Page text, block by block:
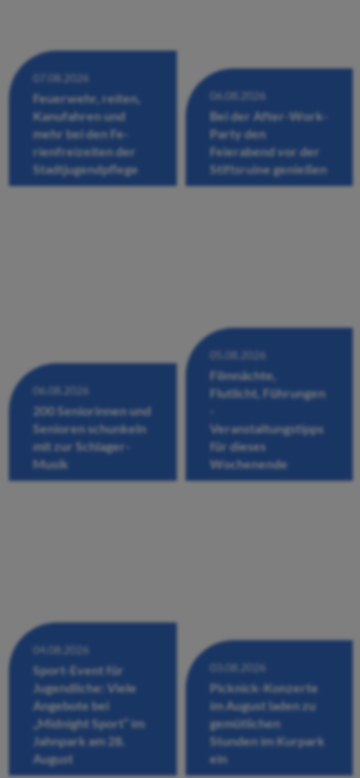
07.08.2026
Feuerwehr, reiten,
Kanufahren und
mehr bei den Fe-
rienfreizeiten der
Stadtjugendpflege
06.08.2026
Bei der After-Work-
Party den
Feierabend vor der
Stiftsruine genießen
06.08.2026
200 Seniorinnen und
Senioren schunkeln
mit zur Schlager-
Musik
05.08.2026
Filmnächte,
Flutlicht, Führungen
Veranstaltungstipps
für dieses
Wochenende
04.08.2026
Sport-Event für
Jugendliche: Viele
Angebote bei
„Midnight Sport“ im
Jahnpark am 28.
August
03.08.2026
Picknick-Konzerte
im August laden zu
gemütlichen
Stunden im Kurpark
ein